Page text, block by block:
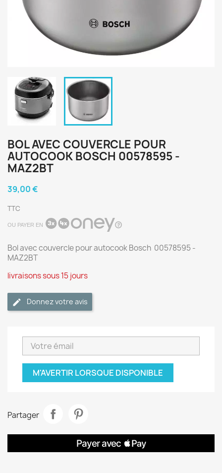
BOL AVEC COUVERCLE POUR
AUTOCOOK BOSCH 00578595 -
MAZ2BT
39,00 €
TTC
OU PAYER EN
Bol avec couvercle pour autocook Bosch 00578595 -
MAZ2BT
livraisons sous 15 jours
Donnez votre avis
M'AVERTIR LORSQUE DISPONIBLE
Partager